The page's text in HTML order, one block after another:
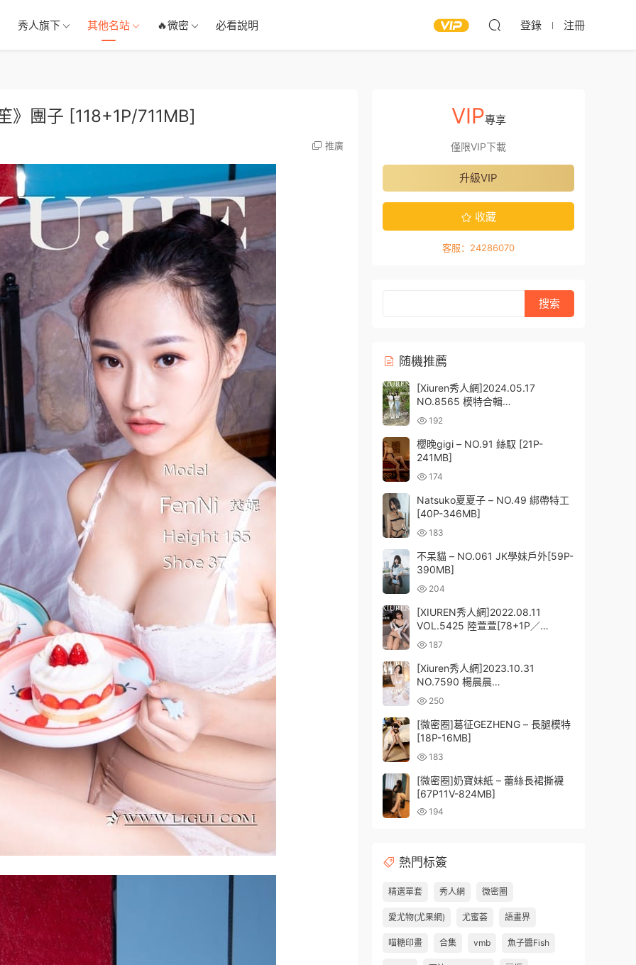
秀人旗下 其他名站 🔥微密 必看說明 登錄 注冊
團子 [118+1P/711MB]
推廣
VIP專享
僅限VIP下載
升級VIP
收藏
客服：24286070
随機推薦
[Xiuren秀人網]2024.05.17
NO.8565 模特合輯
[57+1P/652MB]
192
櫻晚gigi – NO.91 絲馭 [21P-
241MB]
174
Natsuko夏夏子 – NO.49 綁帶特工
[40P-346MB]
183
不呆貓 – NO.061 JK學妹戶外[59P-
390MB]
204
[XIUREN秀人網]2022.08.11
VOL.5425 陸萱萱[78+1P／
761MB]
187
[Xiuren秀人網]2023.10.31
NO.7590 楊晨晨
Yome[92+1P/735MB]
250
[微密圈]葛征GEZHENG – 長腿模特
[18P-16MB]
183
[微密圈]奶寶妹紙 – 蕾絲長裙撕襪
[67P11V-824MB]
194
熱門标簽
精選單套 秀人網 微密圈
愛尤物(尤果網) 尤蜜荟 語畫界
喵糖印畫 合集 vmb 魚子醬Fish